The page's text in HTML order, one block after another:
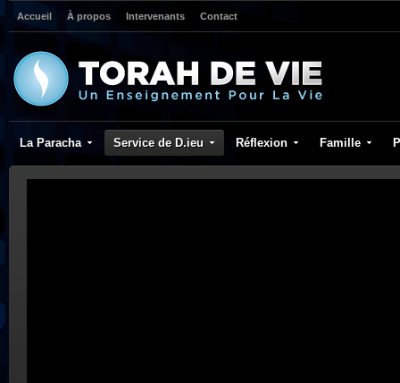
Accueil À propos Intervenants Contact
La Paracha Service de D.ieu Réflexion Famille